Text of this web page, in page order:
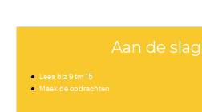
Aan de
Lees blz 9 tm 15
Maak de opdrachten